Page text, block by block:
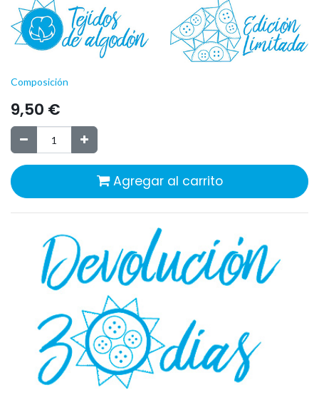
Composición
9,50 €
Agregar al carrito